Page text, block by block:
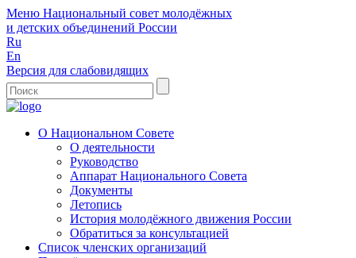
Меню Национальный совет молодёжных
и детских объединений России
Ru
En
Версия для слабовидящих
О Национальном Совете
О деятельности
Руководство
Аппарат Национального Совета
Документы
Летопись
История молодёжного движения России
Обратиться за консультацией
Список членских организаций